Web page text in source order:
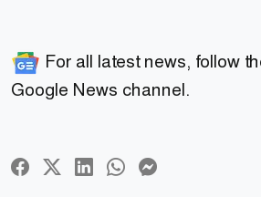
For all latest news, follow
Google News channel.